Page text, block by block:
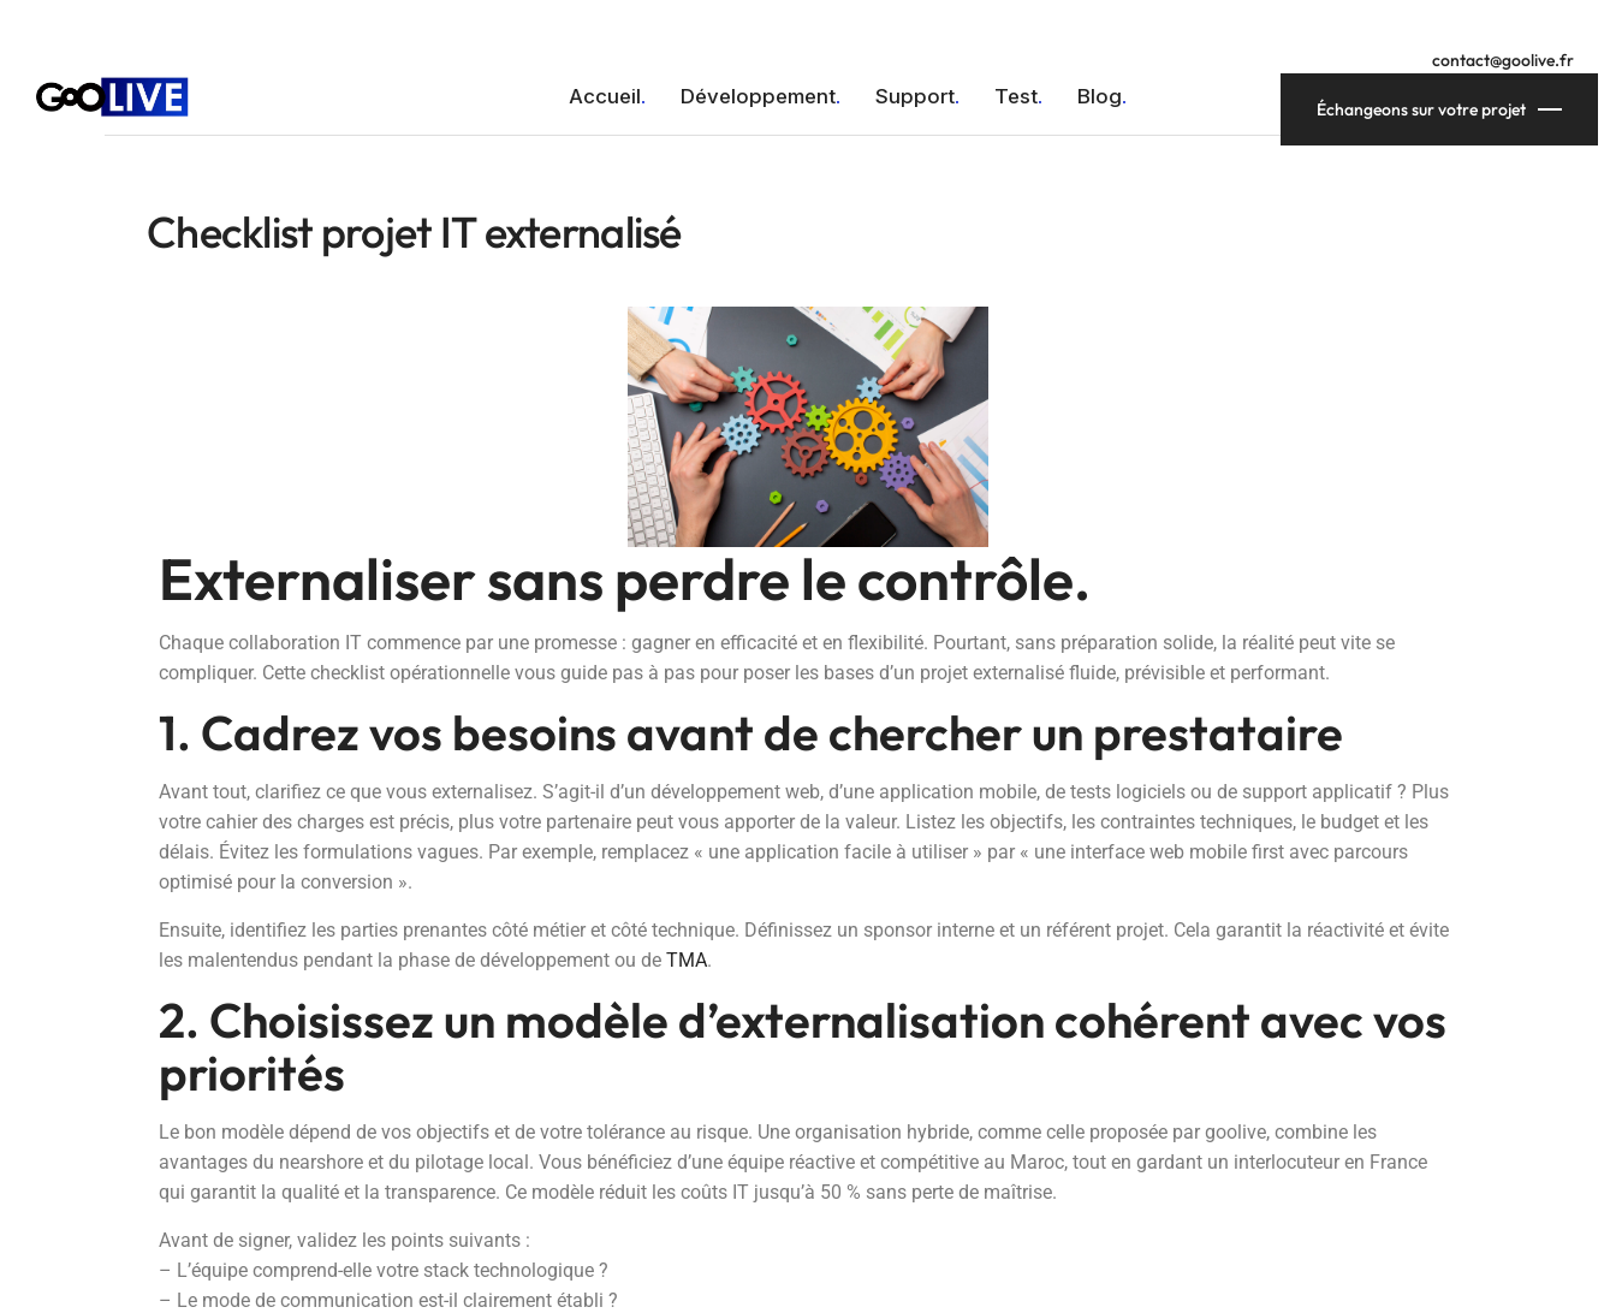
Accueil Développement Support Test Blog
contact@goolive.fr
Échangeons sur votre projet
Checklist projet IT externalisé
Externaliser sans perdre le contrôle.
Chaque collaboration IT commence par une promesse : gagner en efficacité et en flexibilité. Pourtant, sans préparation solide, la réalité peut vite se
compliquer. Cette checklist opérationnelle vous guide pas à pas pour poser les bases d’un projet externalisé fluide, prévisible et performant.
1. Cadrez vos besoins avant de chercher un prestataire
Avant tout, clarifiez ce que vous externalisez. S’agit-il d’un développement web, d’une application mobile, de tests logiciels ou de support applicatif ? Plus
votre cahier des charges est précis, plus votre partenaire peut vous apporter de la valeur. Listez les objectifs, les contraintes techniques, le budget et les
délais. Évitez les formulations vagues. Par exemple, remplacez « une application facile à utiliser » par « une interface web mobile first avec parcours
optimisé pour la conversion ».
Ensuite, identifiez les parties prenantes côté métier et côté technique. Définissez un sponsor interne et un référent projet. Cela garantit la réactivité et évite
les malentendus pendant la phase de développement ou de TMA.
2. Choisissez un modèle d’externalisation cohérent avec vos
priorités
Le bon modèle dépend de vos objectifs et de votre tolérance au risque. Une organisation hybride, comme celle proposée par goolive, combine les
avantages du nearshore et du pilotage local. Vous bénéficiez d’une équipe réactive et compétitive au Maroc, tout en gardant un interlocuteur en France
qui garantit la qualité et la transparence. Ce modèle réduit les coûts IT jusqu’à 50 % sans perte de maîtrise.
Avant de signer, validez les points suivants :
– L’équipe comprend-elle votre stack technologique ?
– Le mode de communication est-il clairement établi ?